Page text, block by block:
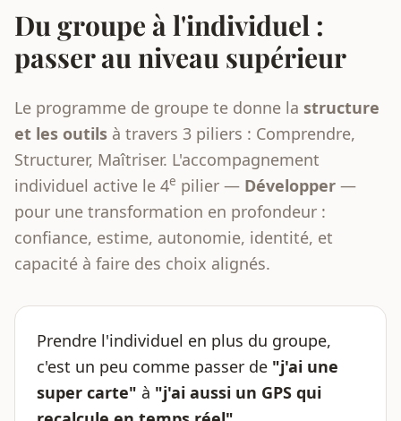
Du groupe à l'individuel :
passer au niveau supérieur
Le programme de groupe te donne la structure
et les outils à travers 3 piliers : Comprendre,
Structurer, Maîtriser. L'accompagnement
individuel active le 4e pilier — Développer —
pour une transformation en profondeur :
confiance, estime, autonomie, identité, et
capacité à faire des choix alignés.
Prendre l'individuel en plus du groupe,
c'est un peu comme passer de "j'ai une
super carte" à "j'ai aussi un GPS qui